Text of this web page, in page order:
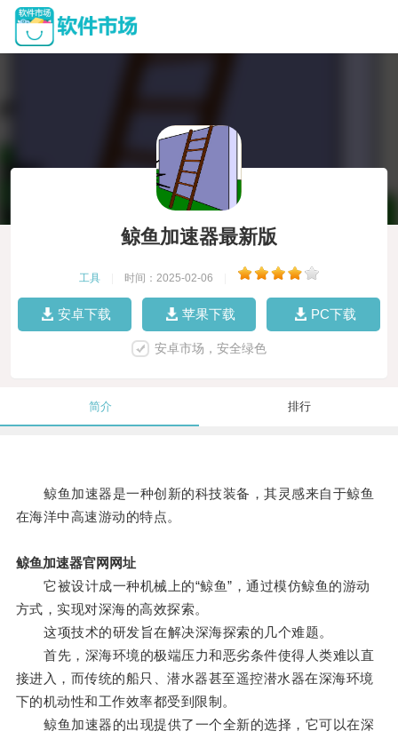
鲸鱼加速器最新版
工具 时间：2025-02-06
安卓下载 苹果下载 PC下载
安卓市场，安全绿色
简介 排行
鲸鱼加速器是一种创新的科技装备，其灵感来自于鲸鱼
在海洋中高速游动的特点。
鲸鱼加速器官网网址
它被设计成一种机械上的“鲸鱼”，通过模仿鲸鱼的游动
方式，实现对深海的高效探索。
这项技术的研发旨在解决深海探索的几个难题。
首先，深海环境的极端压力和恶劣条件使得人类难以直
接进入，而传统的船只、潜水器甚至遥控潜水器在深海环境
下的机动性和工作效率都受到限制。
鲸鱼加速器的出现提供了一个全新的选择，它可以在深